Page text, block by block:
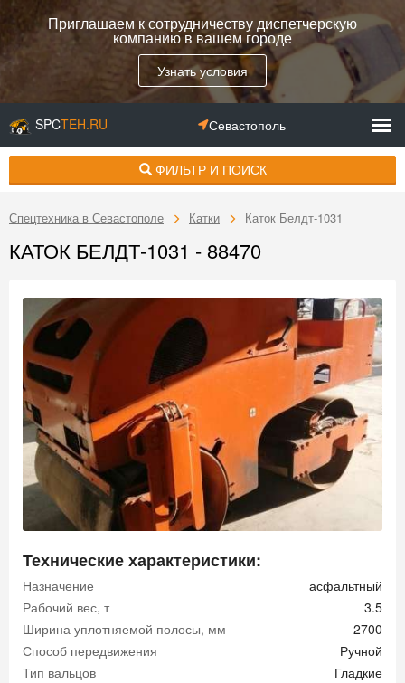
Приглашаем к сотрудничеству диспетчерскую
компанию в вашем городе
Узнать условия
SPCTEH.RU Севастополь
ФИЛЬТР И ПОИСК
Спецтехника в Севастополе Катки Каток Белдт-1031
КАТОК БЕЛДТ-1031 - 88470
Технические характеристики:
Назначение
асфальтный
Рабочий вес, т
3.5
Ширина уплотняемой полосы, мм
2700
Способ передвижения
Ручной
Тип вальцов
Гладкие